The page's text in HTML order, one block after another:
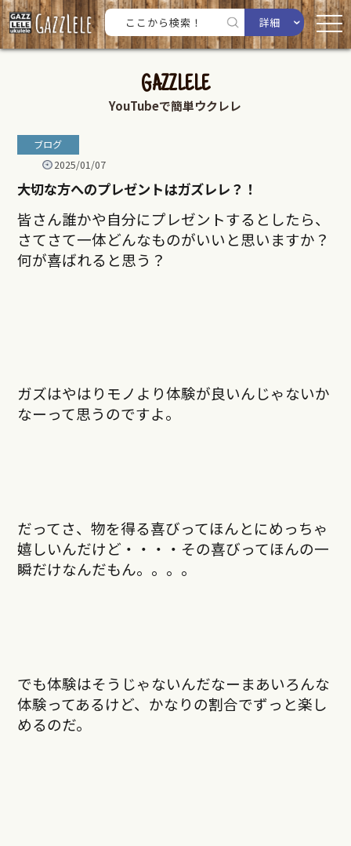
詳細
GAZZLELE
YouTubeで簡単ウクレレ
ブログ
2025/01/07
大切な方へのプレゼントはガズレレ？！
皆さん誰かや自分にプレゼントするとしたら、
さてさて一体どんなものがいいと思いますか？
何が喜ばれると思う？
ガズはやはりモノより体験が良いんじゃないか
なーって思うのですよ。
だってさ、物を得る喜びってほんとにめっちゃ
嬉しいんだけど・・・・その喜びってほんの一
瞬だけなんだもん。。。。
でも体験はそうじゃないんだなーまあいろんな
体験ってあるけど、かなりの割合でずっと楽し
めるのだ。